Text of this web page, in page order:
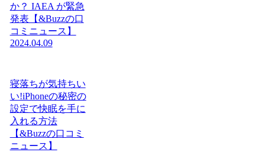
か？ IAEA が緊急
発表【&Buzzの口
コミニュース】
2024.04.09
寝落ちが気持ちい
い!iPhoneの秘密の
設定で快眠を手に
入れる方法
【&Buzzの口コミ
ニュース】